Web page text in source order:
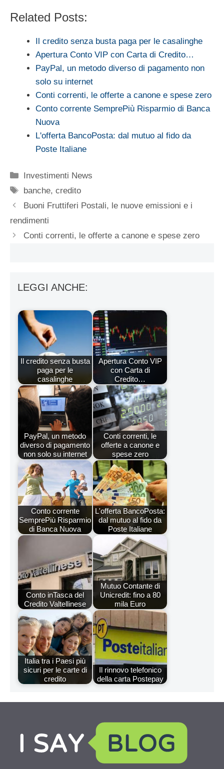
Related Posts:
Il credito senza busta paga per le casalinghe
Apertura Conto VIP con Carta di Credito…
PayPal, un metodo diverso di pagamento non
solo su internet
Conti correnti, le offerte a canone e spese zero
Conto corrente SemprePiù Risparmio di Banca
Nuova
L'offerta BancoPosta: dal mutuo al fido da
Poste Italiane
Categorie
Investimenti News
Tag
banche,credito
Buoni Fruttiferi Postali, le nuove emissioni e i
rendimenti
Conti correnti, le offerte a canone e spese zero
LEGGI ANCHE:
Il credito senza busta
paga per le
casalinghe
Apertura Conto VIP
con Carta di
Credito…
PayPal, un metodo
diverso di pagamento
non solo su internet
Conti correnti, le
offerte a canone e
spese zero
Conto corrente
SemprePiù Risparmio
di Banca Nuova
L'offerta BancoPosta:
dal mutuo al fido da
Poste Italiane
Conto inTasca del
Credito Valtellinese
Mutuo Contante di
Unicredit: fino a 80
mila Euro
Italia tra i Paesi più
sicuri per le carte di
credito
Il rinnovo telefonico
della carta Postepay